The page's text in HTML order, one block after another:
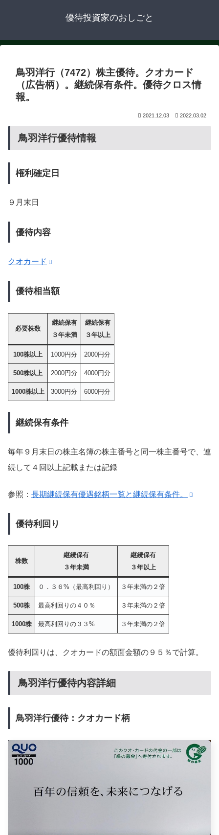
優待投資家のおしごと
鳥羽洋行（7472）株主優待。クオカード
（広告柄）。継続保有条件。優待クロス情
報。
2021.12.03 2022.03.02
鳥羽洋行優待情報
権利確定日
９月末日
優待内容
クオカード
優待相当額
必要株数
継続保有
３年未満
継続保有
３年以上
100株以上 1000円分 2000円分
500株以上 2000円分 4000円分
1000株以上 3000円分 6000円分
継続保有条件
毎年９月末日の株主名簿の株主番号と同一株主番号で、連
続して４回以上記載または記録
参照： 長期継続保有優遇銘柄一覧と継続保有条件。
優待利回り
株数
継続保有
３年未満
継続保有
３年以上
100株 ０．３６%（最高利回り） ３年未満の２倍
500株 最高利回りの４０％ ３年未満の２倍
1000株 最高利回りの３３% ３年未満の２倍
優待利回りは、クオカードの額面金額の９５％で計算。
鳥羽洋行優待内容詳細
鳥羽洋行優待：クオカード柄